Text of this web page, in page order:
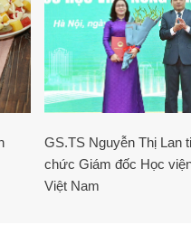
GS.TS Nguyễn Thị Lan
chức Giám đốc Học
Việt Nam